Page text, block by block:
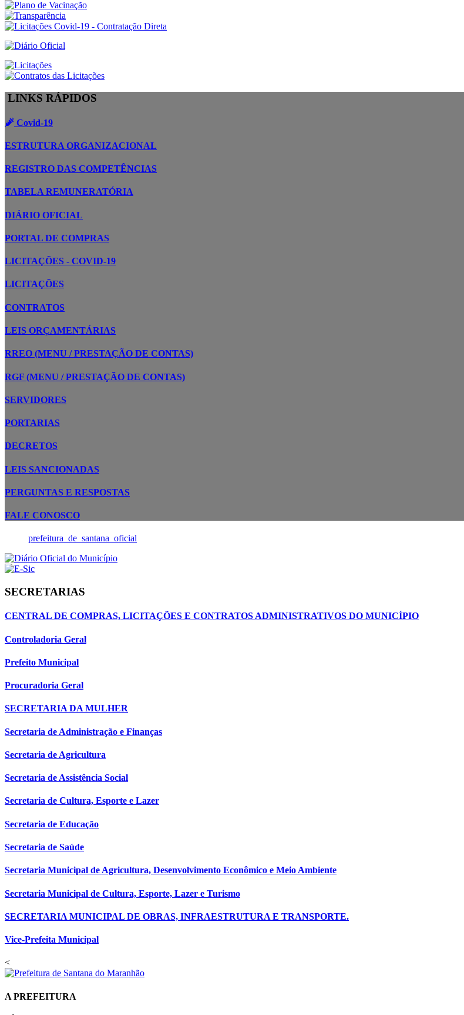
LINKS RÁPIDOS
Covid-19
ESTRUTURA ORGANIZACIONAL
REGISTRO DAS COMPETÊNCIAS
TABELA REMUNERATÓRIA
DIÁRIO OFICIAL
PORTAL DE COMPRAS
LICITAÇÕES - COVID-19
LICITAÇÕES
CONTRATOS
LEIS ORÇAMENTÁRIAS
RREO (MENU / PRESTAÇÃO DE CONTAS)
RGF (MENU / PRESTAÇÃO DE CONTAS)
SERVIDORES
PORTARIAS
DECRETOS
LEIS SANCIONADAS
PERGUNTAS E RESPOSTAS
FALE CONOSCO
prefeitura_de_santana_oficial
SECRETARIAS
CENTRAL DE COMPRAS, LICITAÇÕES E CONTRATOS ADMINISTRATIVOS DO MUNICÍPIO
Controladoria Geral
Prefeito Municipal
Procuradoria Geral
SECRETARIA DA MULHER
Secretaria de Administração e Finanças
Secretaria de Agricultura
Secretaria de Assistência Social
Secretaria de Cultura, Esporte e Lazer
Secretaria de Educação
Secretaria de Saúde
Secretaria Municipal de Agricultura, Desenvolvimento Econômico e Meio Ambiente
Secretaria Municipal de Cultura, Esporte, Lazer e Turismo
SECRETARIA MUNICIPAL DE OBRAS, INFRAESTRUTURA E TRANSPORTE.
Vice-Prefeita Municipal
<
A PREFEITURA